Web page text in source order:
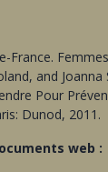
France.
and
Pour
Dunod, 2011.
web :